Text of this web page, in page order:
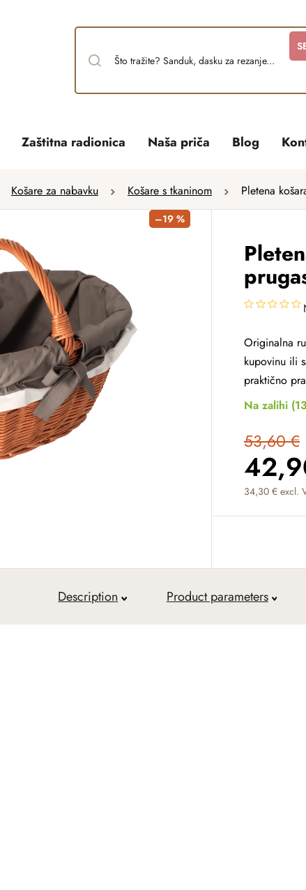
Zaštitna radionica Naša priča Blog
Košare za nabavku Košare s tkaninom Pletena
Originalna
kupovinu ili
praktično
Na zalihi
53,60 €
34,30 € excl.
Measure
–19 %
Description Product parameters